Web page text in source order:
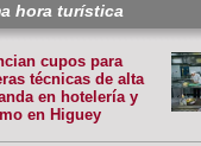
hora turística
cupos para
técnicas de alta
en hotelería y
en Higuey